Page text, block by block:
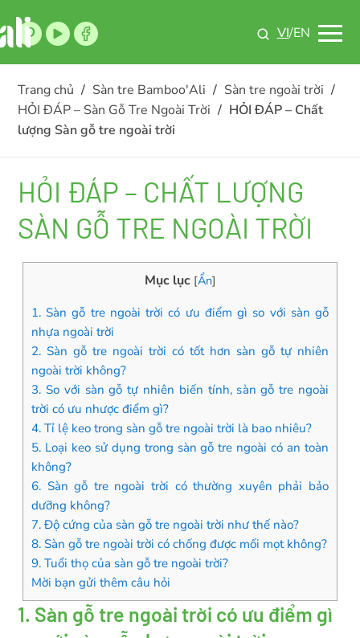
VI/EN
Trang chủ / Sàn tre Bamboo'Ali / Sàn tre ngoài trời /
HỎI ĐÁP – Sàn Gỗ Tre Ngoài Trời / HỎI ĐÁP – Chất
lượng Sàn gỗ tre ngoài trời
HỎI ĐÁP – CHẤT LƯỢNG
SÀN GỖ TRE NGOÀI TRỜI
Mục lục [Ẩn]
1. Sàn gỗ tre ngoài trời có ưu điểm gì so với sàn gỗ
nhựa ngoài trời
2. Sàn gỗ tre ngoài trời có tốt hơn sàn gỗ tự nhiên
ngoài trời không?
3. So với sàn gỗ tự nhiên biến tính, sàn gỗ tre ngoài
trời có ưu nhược điểm gì?
4. Tỉ lệ keo trong sàn gỗ tre ngoài trời là bao nhiêu?
5. Loại keo sử dụng trong sàn gỗ tre ngoài có an toàn
không?
6. Sàn gỗ tre ngoài trời có thường xuyên phải bảo
dưỡng không?
7. Độ cứng của sàn gỗ tre ngoài trời như thế nào?
8. Sàn gỗ tre ngoài trời có chống được mối mọt không?
9. Tuổi thọ của sàn gỗ tre ngoài trời?
Mời bạn gửi thêm câu hỏi
1. Sàn gỗ tre ngoài trời có ưu điểm gì